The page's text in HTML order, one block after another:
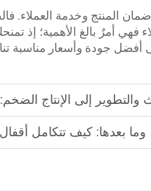
المنتج وخدمة العملاء.
فهي أمرٌ بالغ الأهمية؛ إذ
أفضل جودة وأسعار مناسبة
إلى الإنتاج الضخم:
وما بعدها: كيف تتكامل